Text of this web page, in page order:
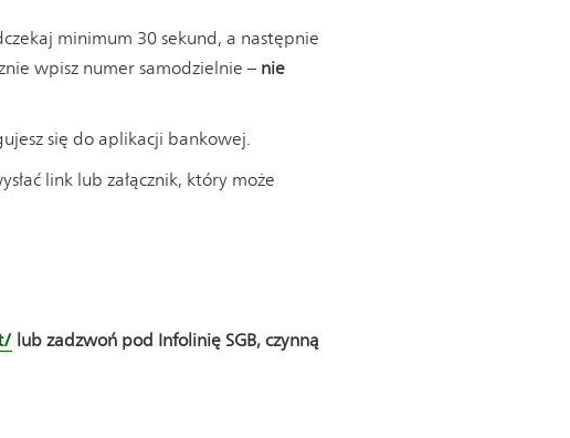
minimum 30 sekund, a następnie
wpisz numer samodzielnie – nie
się do aplikacji bankowej.
link lub załącznik, który może
lub zadzwoń pod Infolinię SGB, czynną